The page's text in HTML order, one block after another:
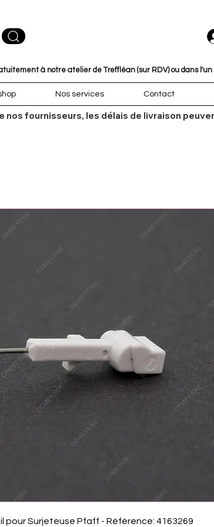
à notre atelier de Treffléan (sur RDV) ou dans
Nos services Contact
fournisseurs, les délais de livraison
pour Surjeteuse Pfaff - Référence: 4163269